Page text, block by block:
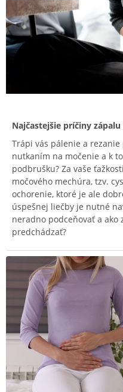
Najčastejšie príčiny
Trápi vás pálenie a
nutkaním na močenie a k
podbrušku? Za vaše
močového mechúra, tzv.
ochorenie, ktoré je ale
úspešnej liečby je nutné
neradno podceňovať a ako
predchádzať?